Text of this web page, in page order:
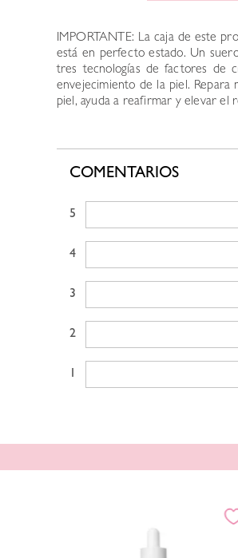
IMPORTANTE: La caja de este
está en perfecto estado. Un
tres tecnologías de factores de
envejecimiento de la piel.
piel, ayuda a reafirmar y elevar el
COMENTARIOS
5 estrellas
4 estrellas
3 estrellas
2 estrellas
1 estrella